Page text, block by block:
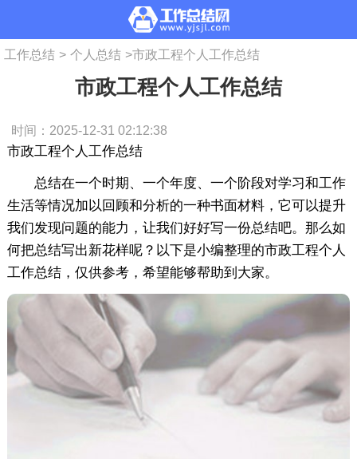
工作总结 > 个人总结 >市政工程个人工作总结
市政工程个人工作总结
时间：2025-12-31 02:12:38
市政工程个人工作总结
总结在一个时期、一个年度、一个阶段对学习和工作
生活等情况加以回顾和分析的一种书面材料，它可以提升
我们发现问题的能力，让我们好好写一份总结吧。那么如
何把总结写出新花样呢？以下是小编整理的市政工程个人
工作总结，仅供参考，希望能够帮助到大家。